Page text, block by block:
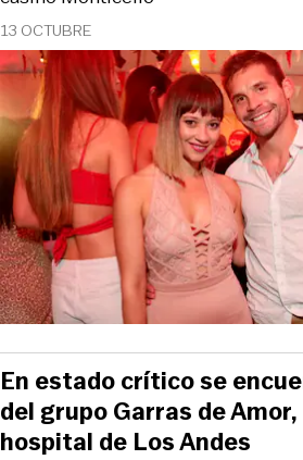
13 OCTUBRE
En estado crítico se
del grupo Garras de
hospital de Los Andes